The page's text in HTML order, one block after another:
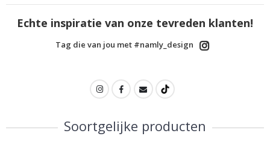
Echte inspiratie van onze tevreden klanten!
Tag die van jou met #namly_design
Soortgelijke producten